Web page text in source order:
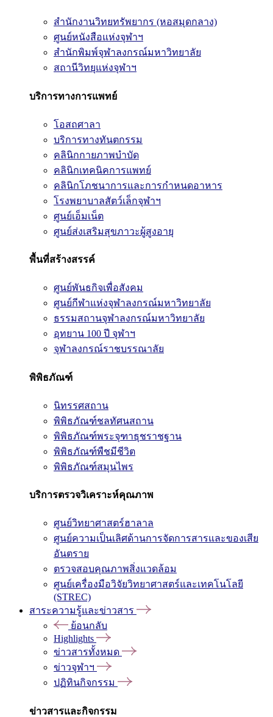
สำนักงานวิทยทรัพยากร (หอสมุดกลาง)
ศูนย์หนังสือแห่งจุฬาฯ
สำนักพิมพ์จุฬาลงกรณ์มหาวิทยาลัย
สถานีวิทยุแห่งจุฬาฯ
บริการทางการแพทย์
โอสถศาลา
บริการทางทันตกรรม
คลินิกกายภาพบำบัด
คลินิกเทคนิคการแพทย์
คลินิกโภชนาการและการกำหนดอาหาร
โรงพยาบาลสัตว์เล็กจุฬาฯ
ศูนย์เอ็มเน็ต
ศูนย์ส่งเสริมสุขภาวะผู้สูงอายุ
พื้นที่สร้างสรรค์
ศูนย์พันธกิจเพื่อสังคม
ศูนย์กีฬาแห่งจุฬาลงกรณ์มหาวิทยาลัย
ธรรมสถานจุฬาลงกรณ์มหาวิทยาลัย
อุทยาน 100 ปี จุฬาฯ
จุฬาลงกรณ์ราชบรรณาลัย
พิพิธภัณฑ์
นิทรรศสถาน
พิพิธภัณฑ์ชลทัศนสถาน
พิพิธภัณฑ์พระจุฑาธุชราชฐาน
พิพิธภัณฑ์พืชมีชีวิต
พิพิธภัณฑ์สมุนไพร
บริการตรวจวิเคราะห์คุณภาพ
ศูนย์วิทยาศาสตร์ฮาลาล
ศูนย์ความเป็นเลิศด้านการจัดการสารและของเสีย
อันตราย
ตรวจสอบคุณภาพสิ่งแวดล้อม
ศูนย์เครื่องมือวิจัยวิทยาศาสตร์และเทคโนโลยี
(STREC)
สาระความรู้และข่าวสาร
ย้อนกลับ
Highlights
ข่าวสารทั้งหมด
ข่าวจุฬาฯ
ปฏิทินกิจกรรม
ข่าวสารและกิจกรรม